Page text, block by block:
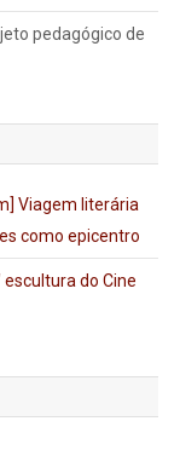
pedagógico de
Viagem literária
como epicentro
escultura do Cine